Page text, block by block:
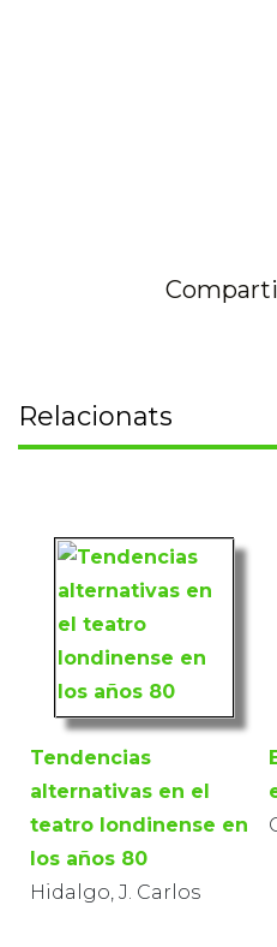
Relacionats
Tendencias
alternativas en el
teatro londinense en
los años 80
Hidalgo, J. Carlos